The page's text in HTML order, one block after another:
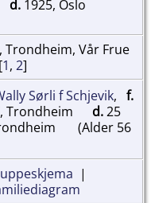
d. 1925, Oslo
Trondheim, Vår Frue
[1, 2]
Sørli f Schjevik, f.
Trondheim
d.25
(Alder 56
|